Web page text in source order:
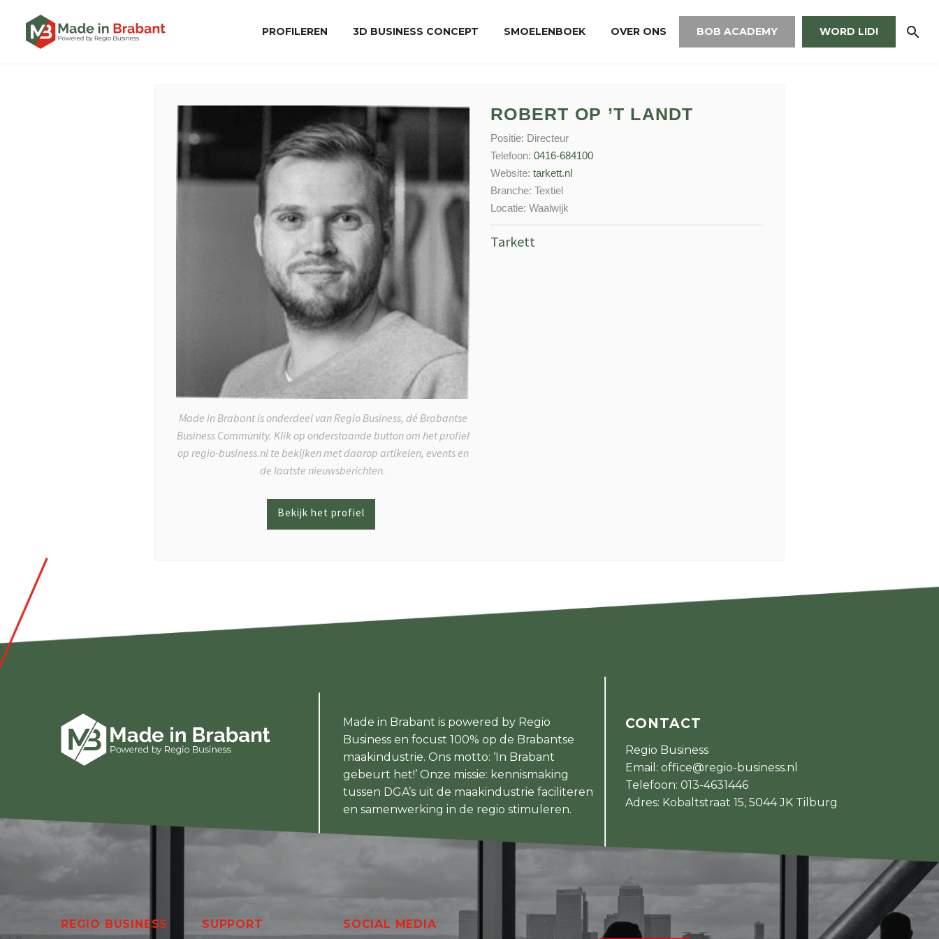
PROFILEREN 3D BUSINESS CONCEPT SMOELENBOEK OVER ONS BOB ACADEMY WORD LID!
Made in Brabant is onderdeel van Regio Business, dé Brabantse
Business Community. Klik op onderstaande button om het profiel
op regio-business.nl te bekijken met daarop artikelen, events en
de laatste nieuwsberichten.
ROBERT OP ’T LANDT
Positie: Directeur
Telefoon: 0416-684100
Website: tarkett.nl
Branche: Textiel
Locatie: Waalwijk
Tarkett
Made in Brabant is powered by Regio
Business en focust 100% op de Brabantse
maakindustrie. Ons motto: ‘In Brabant
gebeurt het!’ Onze missie: kennismaking
tussen DGA’s uit de maakindustrie faciliteren
en samenwerking in de regio stimuleren.
CONTACT
Regio Business
Email: office@regio-business.nl
Telefoon: 013-4631446
Adres: Kobaltstraat 15, 5044 JK Tilburg
REGIO BUSINESS SUPPORT SOCIAL MEDIA